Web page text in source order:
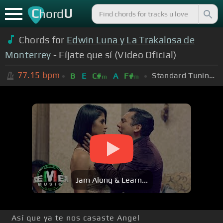
ChordU
Chords for Edwin Luna y La Trakalosa de
Monterrey - Fíjate que sí (Video Oficial)
77.15 bpm B E C#m A F#m Standard Tuning (EADGBE)
Jam Along & Learn...
Así que ya te nos casaste Angel